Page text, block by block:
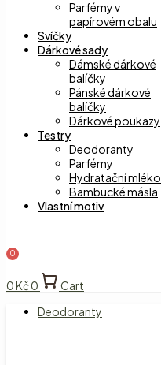
Parfémy v
papírovém obalu
Svíčky
Dárkové sady
Dámské dárkové
balíčky
Pánské dárkové
balíčky
Dárkové poukazy
Testry
Deodoranty
Parfémy
Hydratační mléko
Bambucké másla
Vlastní motiv
0Kč0
Cart
Deodoranty